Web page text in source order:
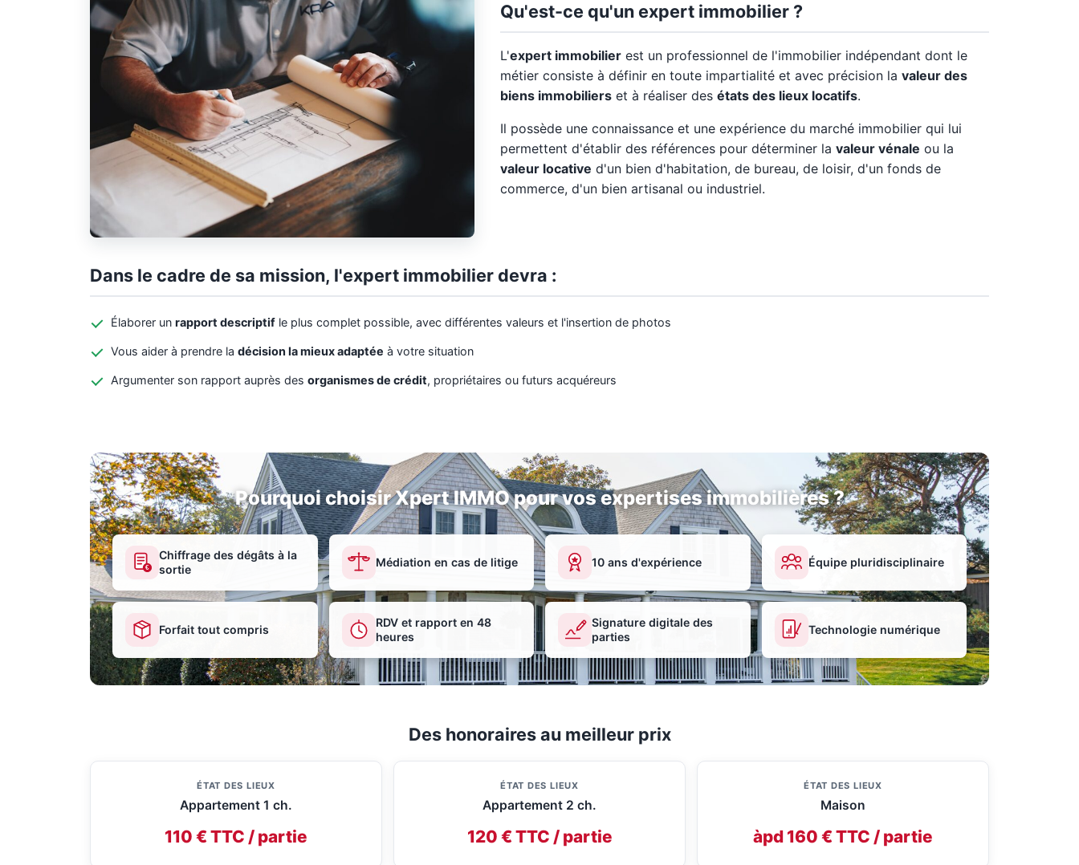
Qu'est-ce qu'un expert immobilier ?
L'expert immobilierest un professionnel de l'immobilier indépendant dont le
métier consiste à définir en toute impartialité et avec précision la valeur des
biens immobilierset à réaliser des états des lieux locatifs.
Il possède une connaissance et une expérience du marché immobilier qui lui
permettent d'établir des références pour déterminer la valeur vénale ou la
valeur locative d'un bien d'habitation, de bureau, de loisir, d'un fonds de
commerce, d'un bien artisanal ou industriel.
Dans le cadre de sa mission, l'expert immobilier devra :
Élaborer un rapport descriptif le plus complet possible, avec différentes valeurs et l'insertion de photos
Vous aider à prendre la décision la mieux adaptée à votre situation
Argumenter son rapport auprès des organismes de crédit, propriétaires ou futurs acquéreurs
Pourquoi choisir Xpert IMMO pour vos expertises immobilières ?
€
Chiffrage des dégâts à la
sortie
Médiation en cas de litige 10 ans d'expérience Équipe pluridisciplinaire
Forfait tout compris
RDV et rapport en 48
heures
Signature digitale des
parties
Technologie numérique
Des honoraires au meilleur prix
ÉTAT DES LIEUX
Appartement 1 ch.
110 € TTC / partie
ÉTAT DES LIEUX
Appartement 2 ch.
120 € TTC / partie
ÉTAT DES LIEUX
Maison
àpd 160 € TTC / partie